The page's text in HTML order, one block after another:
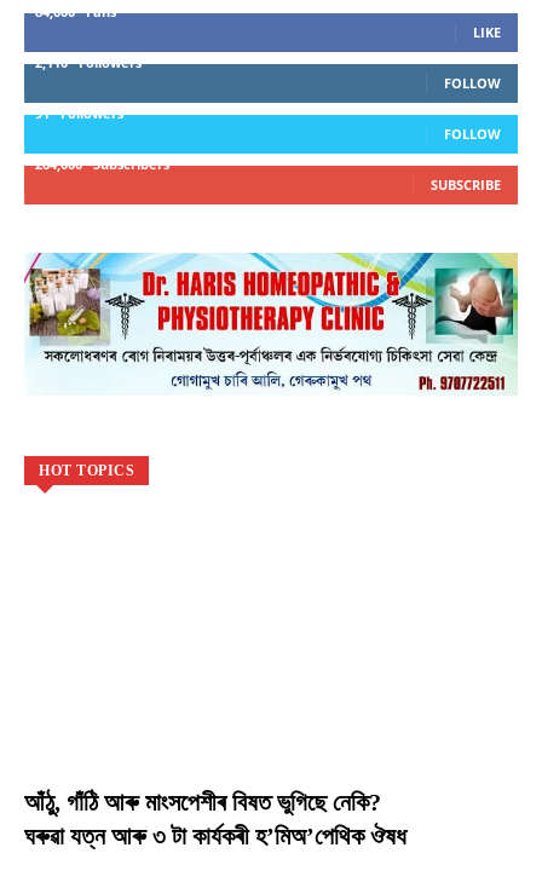
84,000 Fans
LIKE
2,110 Followers
FOLLOW
91 Followers
FOLLOW
264,000 Subscribers
SUBSCRIBE
HOT TOPICS
আঁঠু, গাঁঠি আৰু মাংসপেশীৰ বিষত ভুগিছে নেকি?
ঘৰুৱা যত্ন আৰু ৩ টা কাৰ্যকৰী হ’মিঅ’পেথিক ঔষধ